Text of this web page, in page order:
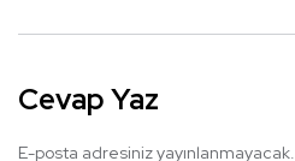
Cevap Yaz
E-posta adresiniz yayınlanmayacak.